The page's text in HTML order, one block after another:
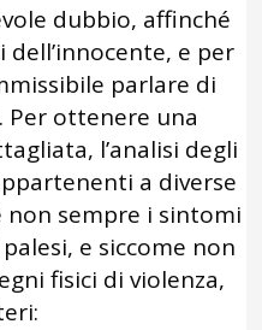
dubbio, affinché
e per
parlare di
ottenere una
l’analisi degli
a diverse
non sempre i sintomi
e siccome non
fisici di violenza,